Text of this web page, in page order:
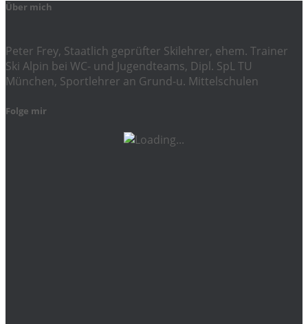
Über mich
Peter Frey, Staatlich geprüfter Skilehrer, ehem. Trainer
Ski Alpin bei WC- und Jugendteams, Dipl. SpL TU
München, Sportlehrer an Grund-u. Mittelschulen
Folge mir